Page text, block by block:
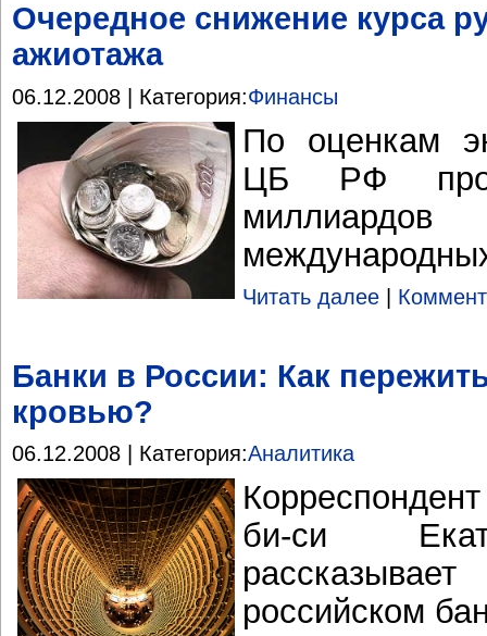
Очередное снижение курса
ажиотажа
06.12.2008 | Категория:Финансы
По оценкам
ЦБ РФ
Читать далее
Банки в России: Как
кровью?
06.12.2008 | Категория:Аналитика
би-си
российском